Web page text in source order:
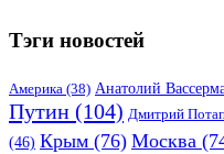
Тэги новостей
Америка (38) Анатолий
Путин (104) Дмитрий
(46) Крым (76) Москва